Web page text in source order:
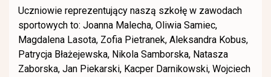
Uczniowie reprezentujący naszą szkołę w zawodach
sportowych to: Joanna Malecha, Oliwia Samiec,
Magdalena Lasota, Zofia Pietranek, Aleksandra Kobus,
Patrycja Błażejewska, Nikola Samborska, Natasza
Zaborska, Jan Piekarski, Kacper Darnikowski, Wojciech